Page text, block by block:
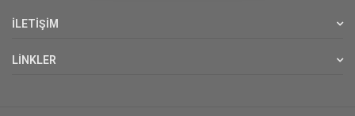
İLETİŞİM
LİNKLER